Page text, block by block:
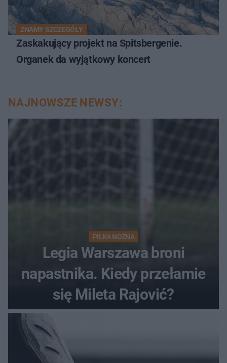
ZNAMY SZCZEGÓŁY
Zaskakujący projekt na Spitsbergenie.
Organek da wyjątkowy koncert
NAJNOWSZE NEWSY:
PIŁKA NOŻNA
Legia Warszawa broni
napastnika. Kiedy przełamie
się Mileta Rajović?